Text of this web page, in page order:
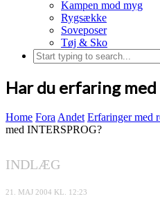
Kampen mod myg
Rygsække
Soveposer
Tøj & Sko
Har du erfaring med
Home Fora Andet Erfaringer med
med INTERSPROG?
INDLÆG
21. MAJ 2004 KL. 12:23